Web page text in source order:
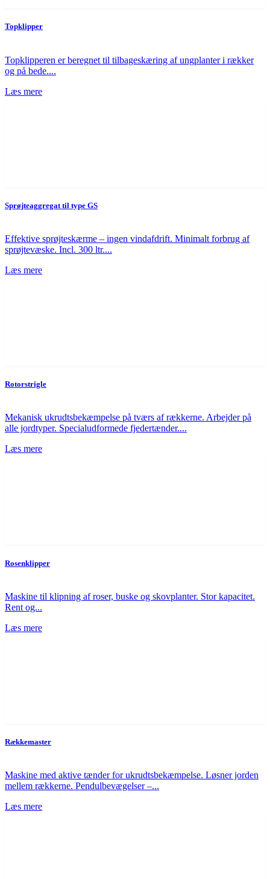
Topklipper
Topklipperen er beregnet til tilbageskæring af ungplanter i rækker
og på bede....
Læs mere
Sprøjteaggregat til type GS
Effektive sprøjteskærme – ingen vindafdrift. Minimalt forbrug af
sprøjtevæske. Incl. 300 ltr....
Læs mere
Rotorstrigle
Mekanisk ukrudtsbekæmpelse på tværs af rækkerne. Arbejder på
alle jordtyper. Specialudformede fjedertænder....
Læs mere
Rosenklipper
Maskine til klipning af roser, buske og skovplanter. Stor kapacitet.
Rent og...
Læs mere
Rækkemaster
Maskine med aktive tænder for ukrudtsbekæmpelse. Løsner jorden
mellem rækkerne. Pendulbevægelser –...
Læs mere